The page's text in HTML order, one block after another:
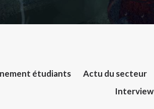
étudiants Actu du secteur
Interview